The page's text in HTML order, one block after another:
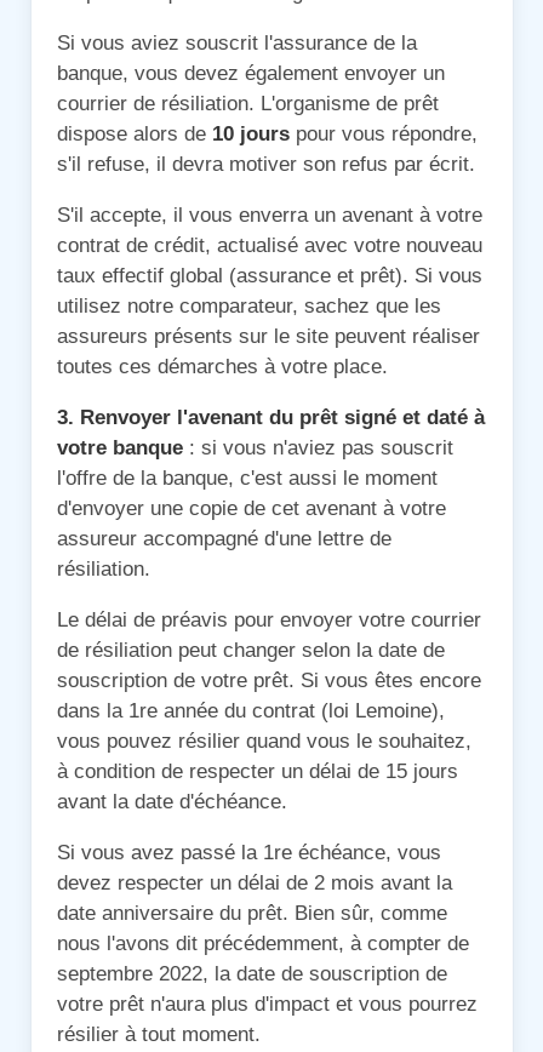
Si vous aviez souscrit l'assurance de la
banque, vous devez également envoyer un
courrier de résiliation. L'organisme de prêt
dispose alors de 10 jourspour vous répondre,
s'il refuse, il devra motiver son refus par écrit.
S'il accepte, il vous enverra un avenant à votre
contrat de crédit, actualisé avec votre nouveau
taux effectif global (assurance et prêt). Si vous
utilisez notre comparateur, sachez que les
assureurs présents sur le site peuvent réaliser
toutes ces démarches à votre place.
3. Renvoyer l'avenant du prêt signé et daté à
votre banque: si vous n'aviez pas souscrit
l'offre de la banque, c'est aussi le moment
d'envoyer une copie de cet avenant à votre
assureur accompagné d'une lettre de
résiliation.
Le délai de préavis pour envoyer votre courrier
de résiliation peut changer selon la date de
souscription de votre prêt. Si vous êtes encore
dans la 1re année du contrat (loi Lemoine),
vous pouvez résilier quand vous le souhaitez,
à condition de respecter un délai de 15 jours
avant la date d'échéance.
Si vous avez passé la 1re échéance, vous
devez respecter un délai de 2 mois avant la
date anniversaire du prêt. Bien sûr, comme
nous l'avons dit précédemment, à compter de
septembre 2022, la date de souscription de
votre prêt n'aura plus d'impact et vous pourrez
résilier à tout moment.